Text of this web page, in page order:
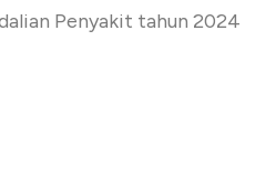
Penyakit tahun 2024